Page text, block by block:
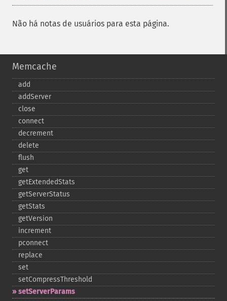
Não há notas de usuários para esta página.
Memcache
add
addServer
close
connect
decrement
delete
flush
get
getExtendedStats
getServerStatus
getStats
getVersion
increment
pconnect
replace
set
setCompressThreshold
setServerParams